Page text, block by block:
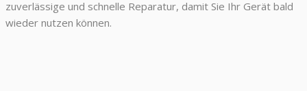
zuverlässige und schnelle Reparatur, damit Sie Ihr Gerät bald
wieder nutzen können.